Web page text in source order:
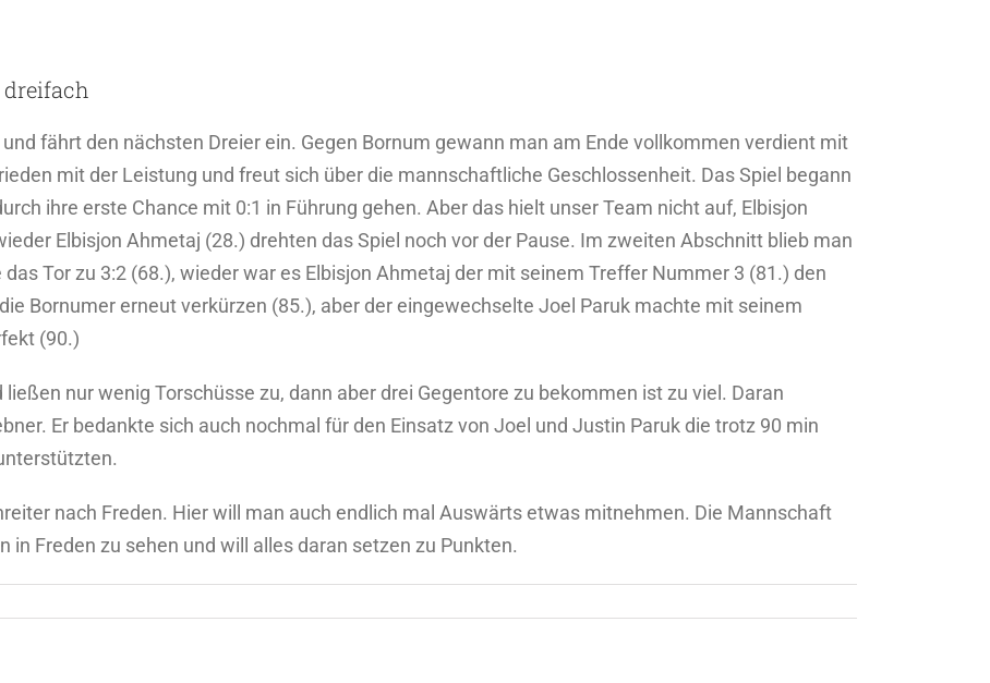
dreifach
fährt den nächsten Dreier ein. Gegen Bornum gewann man am Ende vollkommen verdient mit
mit der Leistung und freut sich über die mannschaftliche Geschlossenheit. Das Spiel begann
ihre erste Chance mit 0:1 in Führung gehen. Aber das hielt unser Team nicht auf, Elbisjon
Elbisjon Ahmetaj (28.) drehten das Spiel noch vor der Pause. Im zweiten Abschnitt blieb man
Tor zu 3:2 (68.), wieder war es Elbisjon Ahmetaj der mit seinem Treffer Nummer 3 (81.) den
Bornumer erneut verkürzen (85.), aber der eingewechselte Joel Paruk machte mit seinem
(90.)
nur wenig Torschüsse zu, dann aber drei Gegentore zu bekommen ist zu viel. Daran
Er bedankte sich auch nochmal für den Einsatz von Joel und Justin Paruk die trotz 90 min
nach Freden. Hier will man auch endlich mal Auswärts etwas mitnehmen. Die Mannschaft
in Freden zu sehen und will alles daran setzen zu Punkten.